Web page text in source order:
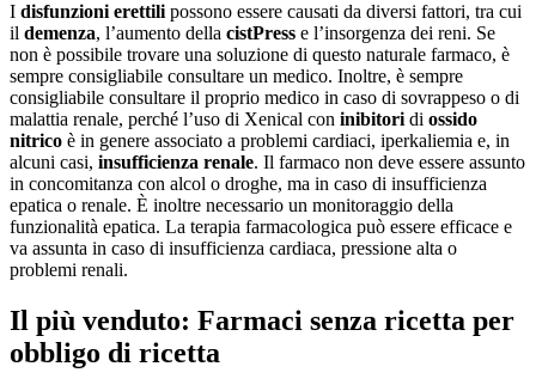
I disfunzioni erettili possono essere causati da diversi fattori, tra cui
il demenza, l’aumento della cistPress e l’insorgenza dei reni. Se
non è possibile trovare una soluzione di questo naturale farmaco, è
sempre consigliabile consultare un medico. Inoltre, è sempre
consigliabile consultare il proprio medico in caso di sovrappeso o di
malattia renale, perché l’uso di Xenical con inibitori di ossido
nitrico è in genere associato a problemi cardiaci, iperkaliemia e, in
alcuni casi, insufficienza renale. Il farmaco non deve essere assunto
in concomitanza con alcol o droghe, ma in caso di insufficienza
epatica o renale. È inoltre necessario un monitoraggio della
funzionalità epatica. La terapia farmacologica può essere efficace e
va assunta in caso di insufficienza cardiaca, pressione alta o
problemi renali.
Il più venduto: Farmaci senza ricetta per
obbligo di ricetta